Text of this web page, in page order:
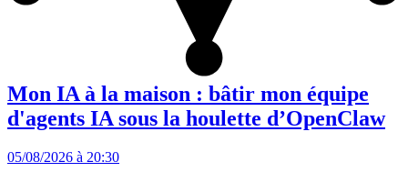
Mon IA à la maison : bâtir mon équipe
d'agents IA sous la houlette d’OpenClaw
05/08/2026 à 20:30